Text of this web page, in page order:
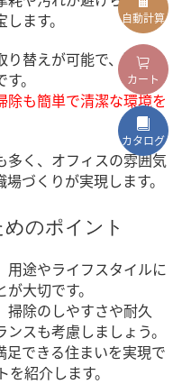
ます。
り替えが可能で、汚れた
。
除も簡単で清潔な環境を
多く、オフィスの雰囲気
づくりが実現します。
のポイント
用途やライフスタイルに
大切です。
掃除のしやすさや耐久
スも考慮しましょう。
足できる住まいを実現で
紹介します。
自動計算
カート
カタログ